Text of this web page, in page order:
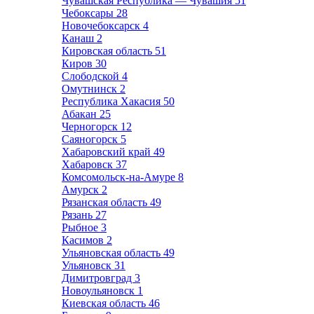
Чебоксары 28
Новочебоксарск 4
Канаш 2
Кировская область 51
Киров 30
Слободской 4
Омутнинск 2
Республика Хакасия 50
Абакан 25
Черногорск 12
Саяногорск 5
Хабаровский край 49
Хабаровск 37
Комсомольск-на-Амуре 8
Амурск 2
Рязанская область 49
Рязань 27
Рыбное 3
Касимов 2
Ульяновская область 49
Ульяновск 31
Димитровград 3
Новоульяновск 1
Киевская область 46